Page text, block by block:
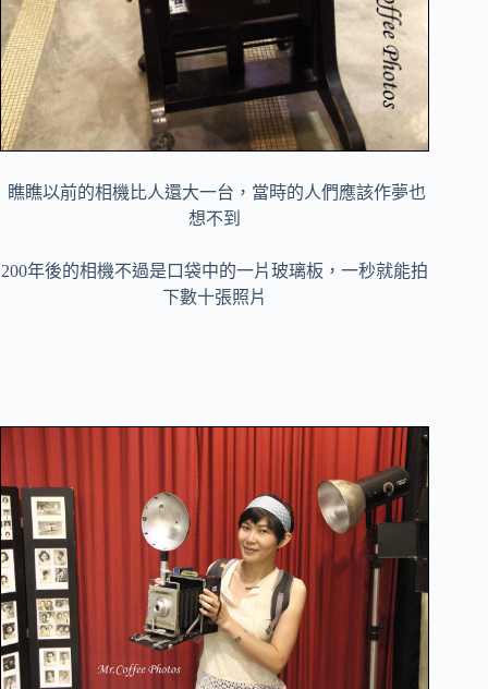
瞧瞧以前的相機比人還大一台，當時的人們應該作夢也
想不到
200年後的相機不過是口袋中的一片玻璃板，一秒就能拍
下數十張照片